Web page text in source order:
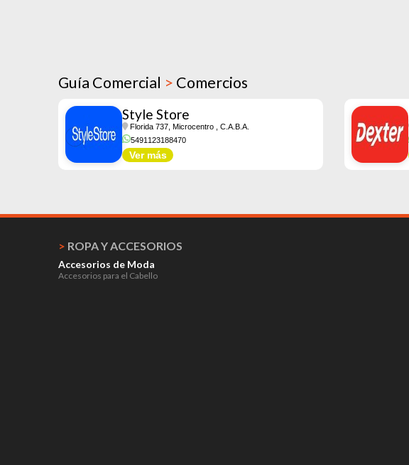
Guía Comercial > Comercios
Style Store
Florida 737, Microcentro
, C.A.B.A.
5491123188470
Ver más
> ROPA Y ACCESORIOS
Accesorios de Moda
Accesorios para el Cabello